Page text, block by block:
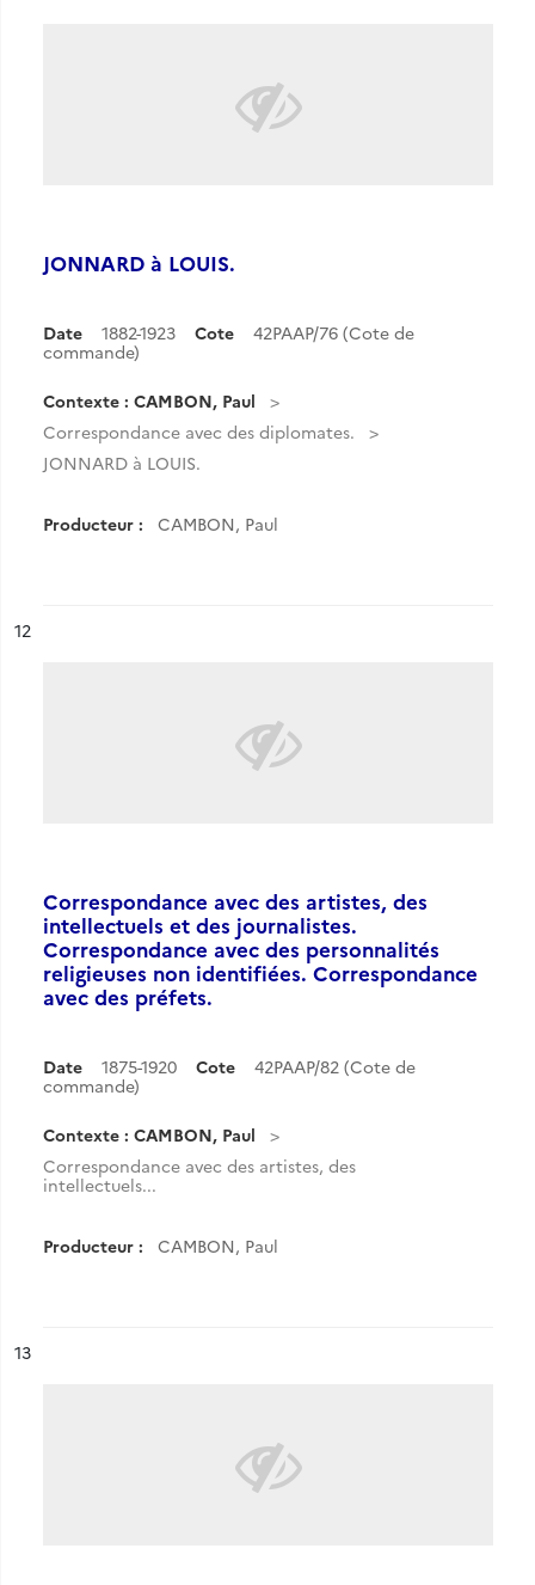
JONNARD à LOUIS.
Date 1882-1923 Cote
42PAAP/76 (Cote de
commande)
Contexte : CAMBON, Paul
Correspondance avec des diplomates.
JONNARD à LOUIS.
Producteur : CAMBON, Paul
n°
12
Correspondance avec des artistes, des
intellectuels et des journalistes.
Correspondance avec des personnalités
religieuses non identifiées. Correspondance
avec des préfets.
Date 1875-1920 Cote
42PAAP/82 (Cote de
commande)
Contexte : CAMBON, Paul
Correspondance avec des artistes, des
intellectuels...
Producteur : CAMBON, Paul
n°
13